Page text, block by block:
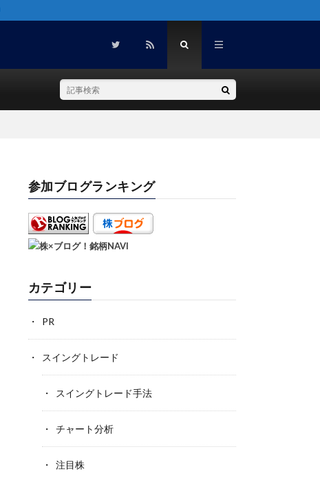
参加ブログランキング
カテゴリー
PR
スイングトレード
スイングトレード手法
チャート分析
注目株